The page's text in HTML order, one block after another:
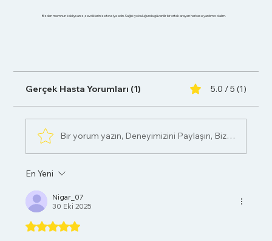
Gerçek Hasta Yorumları (1) 5.0 / 5 (1)
Bir yorum yazın, Deneyimizini Paylaşın, Bizi
En Yeni
Nigar_07
30 Eki 2025
5 üzerinden 5 yıldız
Bizden memnun kaldıysanız, sevdiklerinize tavsiye edin. Sağlık yolculuğunda güvenilir bir ortak arayan herkese yardımcı olalım.